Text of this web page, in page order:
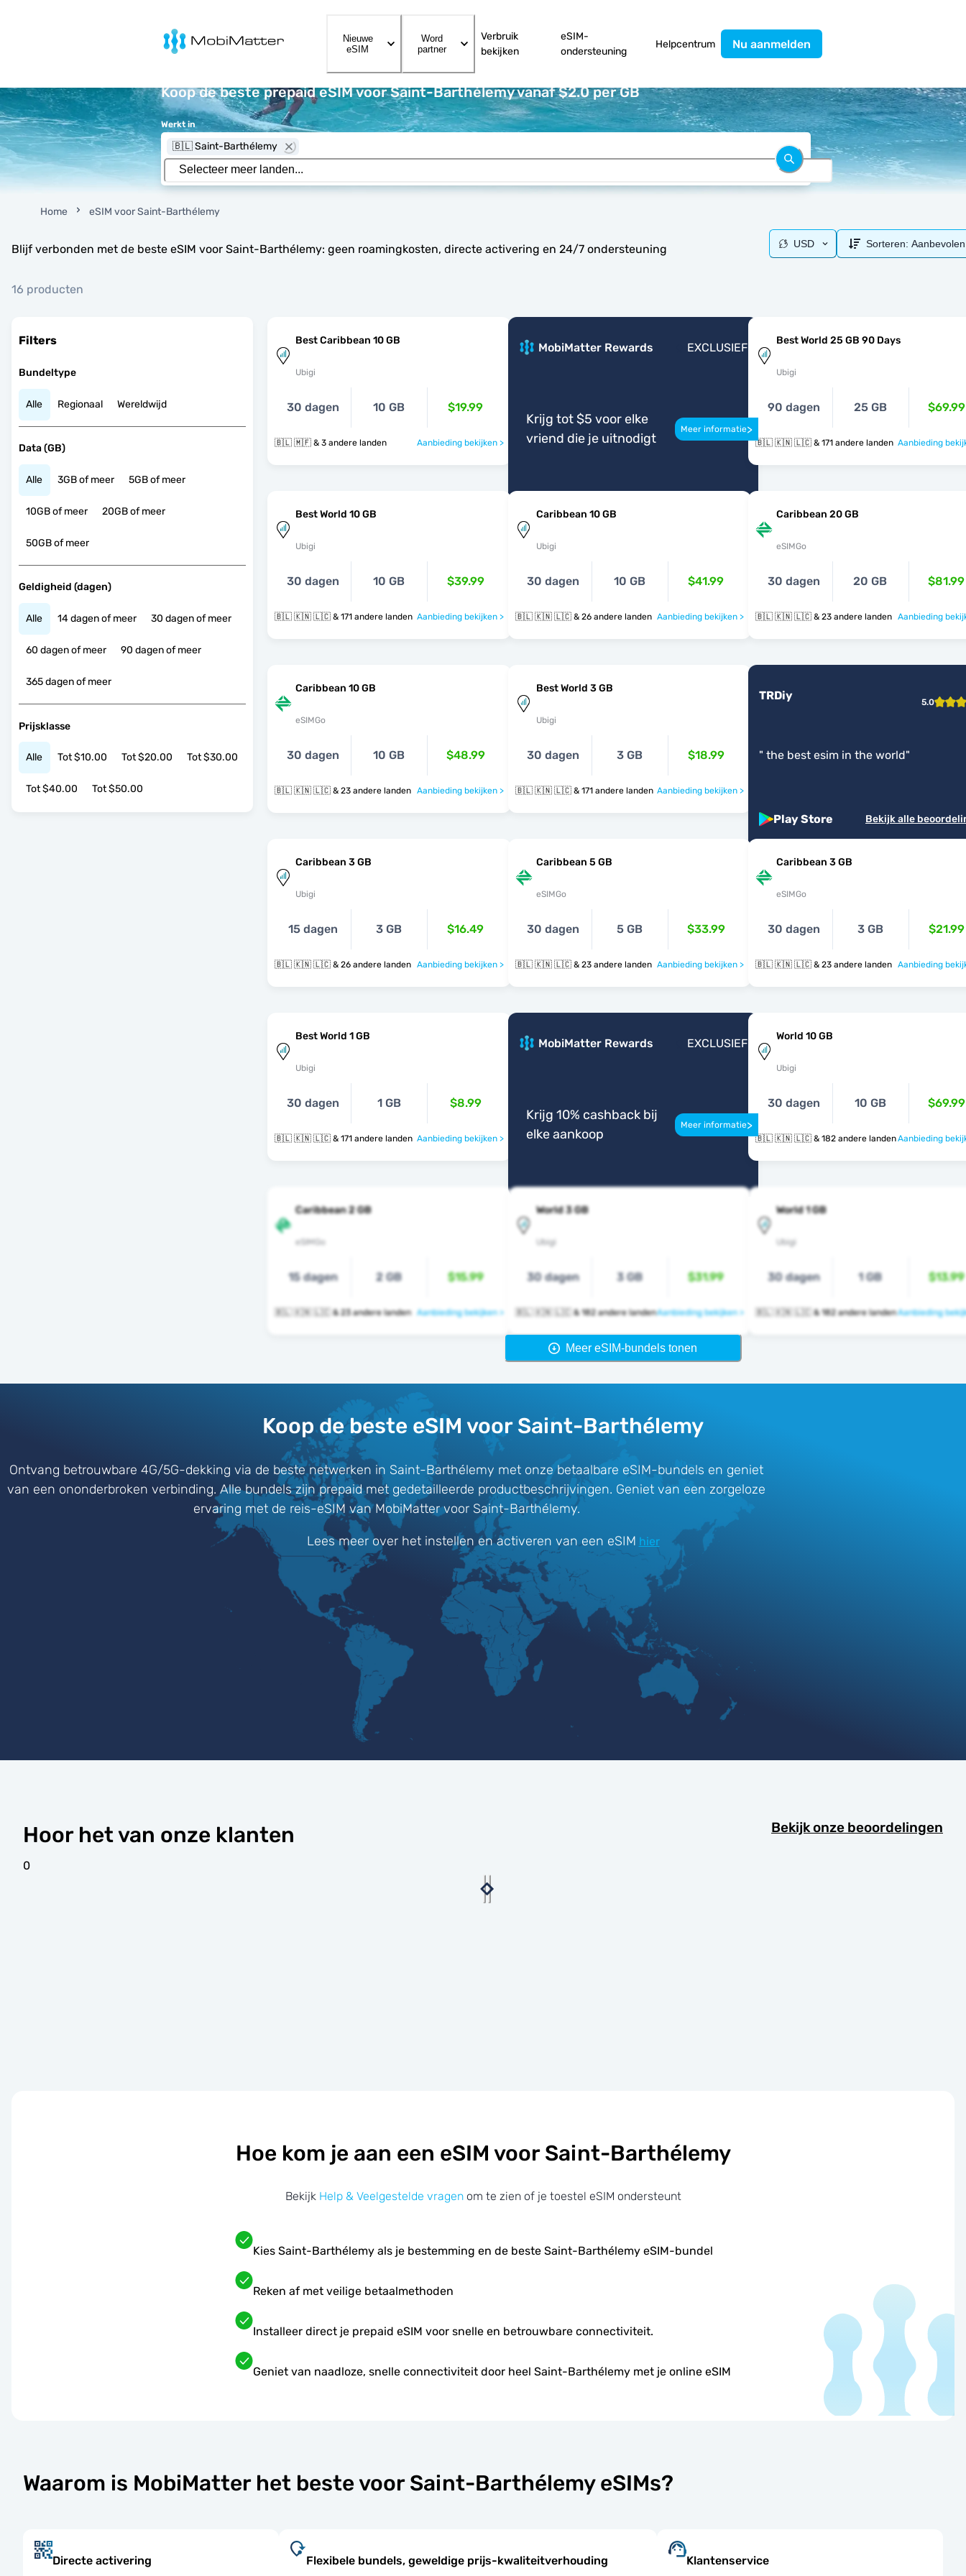
MobiMatter
Nieuwe
eSIM
Word
partner
Verbruik
bekijken
eSIM-
ondersteuning
Helpcentrum Nu aanmelden
Koop de beste prepaid eSIM voor Saint-Barthélemy vanaf $2.0 per GB
Werkt in
🇧🇱 Saint-Barthélemy
Home eSIM voor Saint-Barthélemy
Blijf verbonden met de beste eSIM voor Saint-Barthélemy: geen roamingkosten, directe activering en 24/7 ondersteuning
16 producten
USD Sorteren: Aanbevolen
Filters
Bundeltype
Alle Regionaal Wereldwijd
Data (GB)
Alle 3GB of meer 5GB of meer
10GB of meer 20GB of meer
50GB of meer
Geldigheid (dagen)
Alle 14 dagen of meer 30 dagen of meer
60 dagen of meer 90 dagen of meer
365 dagen of meer
Prijsklasse
Alle Tot $10.00 Tot $20.00 Tot $30.00
Tot $40.00 Tot $50.00
Best Caribbean 10 GB
Ubigi
30 dagen 10 GB $19.99
🇧🇱 🇲🇫 & 3 andere landen Aanbieding bekijken >
MobiMatter Rewards EXCLUSIEF
Krijg tot $5 voor elke
vriend die je uitnodigt
Meer informatie>
Best World 25 GB 90 Days
Ubigi
90 dagen 25 GB $69.99
🇧🇱 🇰🇳 🇱🇨 & 171 andere landen Aanbieding
Best World 10 GB
Ubigi
30 dagen 10 GB $39.99
🇧🇱 🇰🇳 🇱🇨 & 171 andere landen Aanbieding bekijken >
Caribbean 10 GB
Ubigi
30 dagen 10 GB $41.99
🇧🇱 🇰🇳 🇱🇨 & 26 andere landen Aanbieding bekijken >
Caribbean 20 GB
eSIMGo
30 dagen 20 GB $81.99
🇧🇱 🇰🇳 🇱🇨 & 23 andere landen Aanbieding
Caribbean 10 GB
eSIMGo
30 dagen 10 GB $48.99
🇧🇱 🇰🇳 🇱🇨 & 23 andere landen Aanbieding bekijken >
Best World 3 GB
Ubigi
30 dagen 3 GB $18.99
🇧🇱 🇰🇳 🇱🇨 & 171 andere landen Aanbieding bekijken >
TRDiy 5.0
" the best esim in the world"
Play Store Bekijk alle
Caribbean 3 GB
Ubigi
15 dagen 3 GB $16.49
🇧🇱 🇰🇳 🇱🇨 & 26 andere landen Aanbieding bekijken >
Caribbean 5 GB
eSIMGo
30 dagen 5 GB $33.99
🇧🇱 🇰🇳 🇱🇨 & 23 andere landen Aanbieding bekijken >
Caribbean 3 GB
eSIMGo
30 dagen 3 GB $21.99
🇧🇱 🇰🇳 🇱🇨 & 23 andere landen Aanbieding
Best World 1 GB
Ubigi
30 dagen 1 GB $8.99
🇧🇱 🇰🇳 🇱🇨 & 171 andere landen Aanbieding bekijken >
MobiMatter Rewards EXCLUSIEF
Krijg 10% cashback bij
elke aankoop
Meer informatie>
World 10 GB
Ubigi
30 dagen 10 GB $69.99
🇧🇱 🇰🇳 🇱🇨 & 182 andere landenAanbieding
Caribbean 2 GB
eSIMGo
15 dagen 2 GB $15.99
🇧🇱 🇰🇳 🇱🇨 & 23 andere landen Aanbieding bekijken >
World 3 GB
Ubigi
30 dagen 3 GB $31.99
🇧🇱 🇰🇳 🇱🇨 & 182 andere landenAanbieding bekijken >
World 1 GB
Ubigi
30 dagen 1 GB $13.99
🇧🇱 🇰🇳 🇱🇨 & 182 andere landenAanbieding
Meer eSIM-bundels tonen
Koop de beste eSIM voor Saint-Barthélemy
Ontvang betrouwbare 4G/5G-dekking via de beste netwerken in Saint-Barthélemy met onze betaalbare eSIM-bundels en geniet
van een ononderbroken verbinding. Alle bundels zijn prepaid met gedetailleerde productbeschrijvingen. Geniet van een zorgeloze
ervaring met de reis-eSIM van MobiMatter voor Saint-Barthélemy.
Lees meer over het instellen en activeren van een eSIM hier
Hoor het van onze klanten Bekijk onze beoordelingen
0
Hoe kom je aan een eSIM voor Saint-Barthélemy
Bekijk Help & Veelgestelde vragenom te zien of je toestel eSIM ondersteunt
Kies Saint-Barthélemy als je bestemming en de beste Saint-Barthélemy eSIM-bundel
Reken af met veilige betaalmethoden
Installeer direct je prepaid eSIM voor snelle en betrouwbare connectiviteit.
Geniet van naadloze, snelle connectiviteit door heel Saint-Barthélemy met je online eSIM
Waarom is MobiMatter het beste voor Saint-Barthélemy eSIMs?
Directe activering Flexibele bundels, geweldige prijs-kwaliteitverhouding Klantenservice